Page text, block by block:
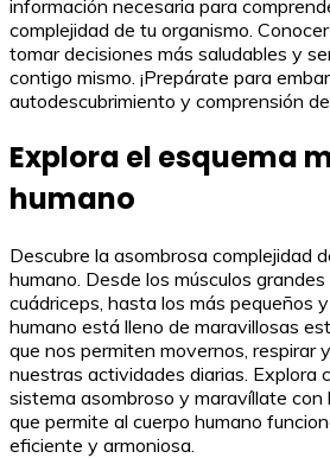
información necesaria para
complejidad de tu organismo.
tomar decisiones más saludables y
contigo mismo. ¡Prepárate para
autodescubrimiento y comprensión
Explora el esquema
humano
Descubre la asombrosa complejidad
humano. Desde los músculos
cuádriceps, hasta los más pequeños
humano está lleno de maravillosas
que nos permiten movernos, respirar
nuestras actividades diarias. Explora
sistema asombroso y maravíllate con
que permite al cuerpo humano
eficiente y armoniosa.